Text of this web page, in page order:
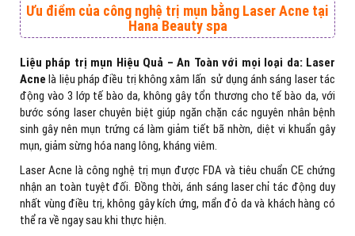
Ưu điểm của công nghệ trị mụn bằng Laser Acne tại
Hana Beauty spa
Liệu pháp trị mụn Hiệu Quả – An Toàn với mọi loại da: Laser
Acne là liệu pháp điều trị không xâm lấn sử dụng ánh sáng laser tác
động vào 3 lớp tế bào da, không gây tổn thương cho tế bào da, với
bước sóng laser chuyên biệt giúp ngăn chặn các nguyên nhân bệnh
sinh gây nên mụn trứng cá làm giảm tiết bã nhờn, diệt vi khuẩn gây
mụn, giảm sừng hóa nang lông, kháng viêm.
Laser Acne là công nghệ trị mụn được FDA và tiêu chuẩn CE chứng
nhận an toàn tuyệt đối. Đồng thời, ánh sáng laser chỉ tác động duy
nhất vùng điều trị, không gây kích ứng, mẩn đỏ da và khách hàng có
thể ra về ngay sau khi thực hiện.